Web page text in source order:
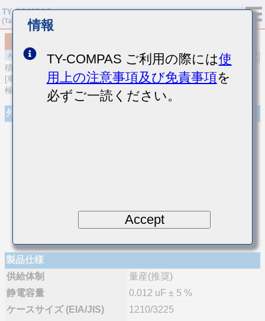
積層セラミックコンデンサ
[車載パワートレイン/セーフティ用 (AEC-Q200 Qualified) Cu外部電
極品中高耐圧積層セラミックコンデンサ]
外観
製品仕様
供給体制
量産(推奨)
静電容量
0.012 uF ± 5 %
ケースサイズ (EIA/JIS)
1210/3225
情報
TY-COMPAS ご利用の際には使
用上の注意事項及び免責事項を
必ずご一読ください。
Accept